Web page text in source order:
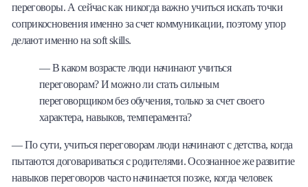
переговоры. А сейчас как никогда важно учиться искать точки
соприкосновения именно за счет коммуникации, поэтому упор
делают именно на soft skills.
— В каком возрасте люди начинают учиться
переговорам? И можно ли стать сильным
переговорщиком без обучения, только за счет своего
характера, навыков, темперамента?
— По сути, учиться переговорам люди начинают с детства, когда
пытаются договариваться с родителями. Осознанное же развитие
навыков переговоров часто начинается позже, когда человек